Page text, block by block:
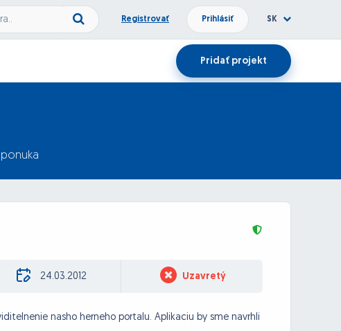
Registrovať Prihlásiť SK
Pridať projekt
24.03.2012 Uzavretý
nasho herneho portalu. Aplikaciu by sme navrhli